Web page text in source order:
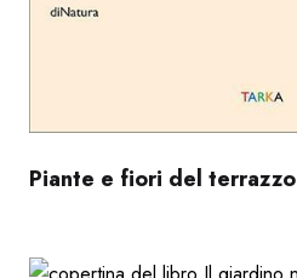
Piante e fiori del terrazzo